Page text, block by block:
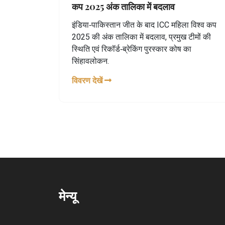
कप 2025 अंक तालिका में बदलाव
इंडिया‑पाकिस्तान जीत के बाद ICC महिला विश्व कप
2025 की अंक तालिका में बदलाव, प्रमुख टीमों की
स्थिति एवं रिकॉर्ड‑ब्रेकिंग पुरस्कार कोष का
सिंहावलोकन.
विवरण देखें
मेन्यू